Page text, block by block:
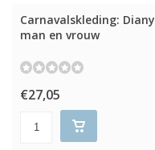
Carnavalskleding: Diany
man en vrouw
€27,05